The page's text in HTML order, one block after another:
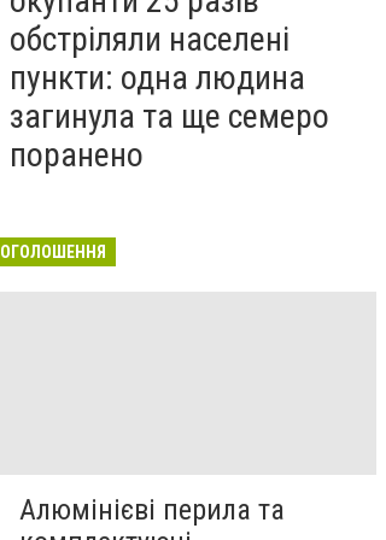
обстріляли населені
пункти: одна людина
загинула та ще семеро
поранено
ОГОЛОШЕННЯ
Алюмінієві перила та